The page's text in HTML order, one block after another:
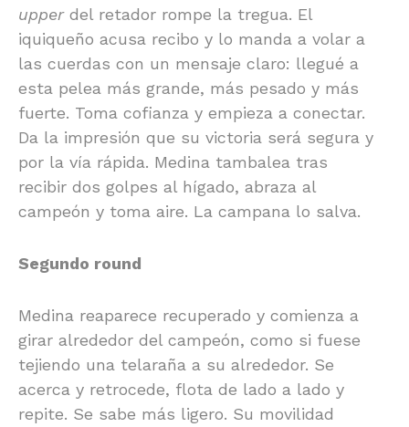
upperdel retador rompe la tregua. El
iquiqueño acusa recibo y lo manda a volar a
las cuerdas con un mensaje claro: llegué a
esta pelea más grande, más pesado y más
fuerte. Toma cofianza y empieza a conectar.
Da la impresión que su victoria será segura y
por la vía rápida. Medina tambalea tras
recibir dos golpes al hígado, abraza al
campeón y toma aire. La campana lo salva.
Segundo round
Medina reaparece recuperado y comienza a
girar alrededor del campeón, como si fuese
tejiendo una telaraña a su alrededor. Se
acerca y retrocede, flota de lado a lado y
repite. Se sabe más ligero. Su movilidad